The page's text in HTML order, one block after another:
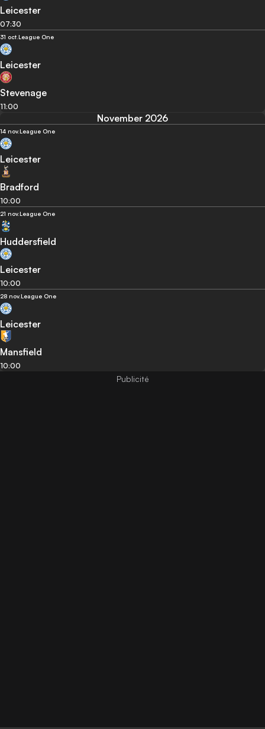
Leicester
07:30
31 oct.League One
Leicester
Stevenage
11:00
November 2026
14 nov.League One
Leicester
Bradford
10:00
21 nov.League One
Huddersfield
Leicester
10:00
28 nov.League One
Leicester
Mansfield
10:00